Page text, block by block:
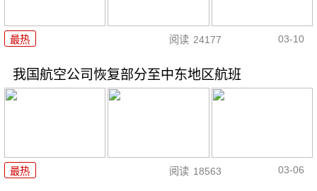
最热 阅读 24177 03-10
我国航空公司恢复部分至中东地区航班
最热 阅读 18563 03-06